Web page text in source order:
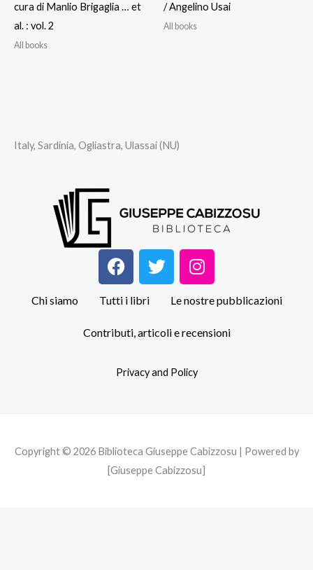
cura di Manlio Brigaglia … et
al. : vol. 2
All books
/ Angelino Usai
All books
Italy, Sardinia, Ogliastra, Ulassai (NU)
F
a
c
e
b
k
T
w
t
I
n
s
t
a
a
Chi siamo Tutti i libri Le nostre pubblicazioni
Contributi, articoli e recensioni
Privacy and Policy
Copyright © 2026 Biblioteca Giuseppe Cabizzosu | Powered by
[Giuseppe Cabizzosu]